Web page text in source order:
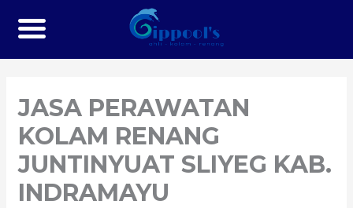
JASA PERAWATAN
KOLAM RENANG
JUNTINYUAT SLIYEG KAB.
INDRAMAYU